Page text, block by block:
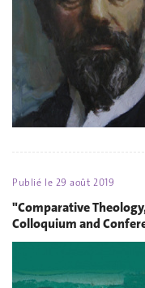
Publié le 29 août 2019
"Comparative
Colloquium and